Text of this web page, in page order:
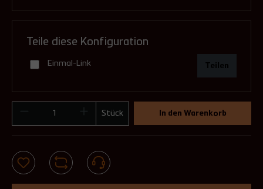
Teile diese Konfiguration
Einmal-Link Teilen
Stück In den Warenkorb